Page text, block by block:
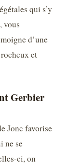
qui s’y
vous
d’une
et
Gerbier
Jonc favorise
ne se
ci, on